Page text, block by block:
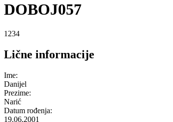
DOBOJ057
1234
Lične informacije
Ime:
Danijel
Prezime:
Narić
Datum rođenja:
19.06.2001